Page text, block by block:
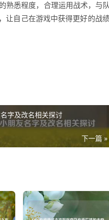
熟悉程度，合理运用战术，与
让自己在游戏中获得更好的战
字及改名相关探讨
下一篇 »